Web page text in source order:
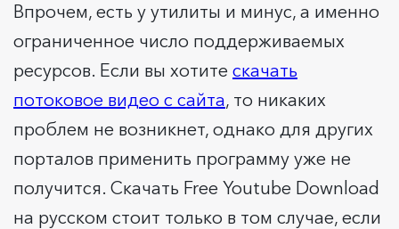
Впрочем, есть у утилиты и минус, а именно
ограниченное число поддерживаемых
ресурсов. Если вы хотите скачать
потоковое видео с сайта, то никаких
проблем не возникнет, однако для других
порталов применить программу уже не
получится. Скачать Free Youtube Download
на русском стоит только в том случае, если